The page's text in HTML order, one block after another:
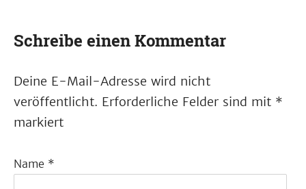
Schreibe einen Kommentar
Deine E-Mail-Adresse wird nicht
veröffentlicht. Erforderliche Felder sind mit *
markiert
Name *